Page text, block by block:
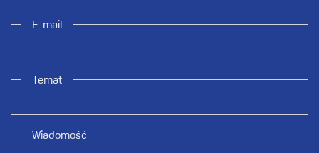
E-mail
Temat
Wiadomość